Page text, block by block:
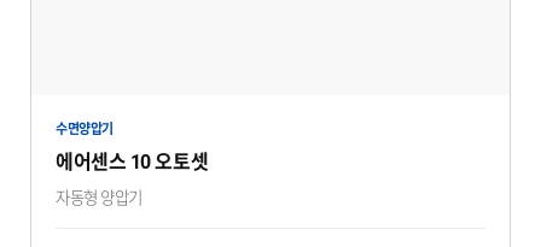
수면양압기
에어센스 10 오토셋
자동형 양압기